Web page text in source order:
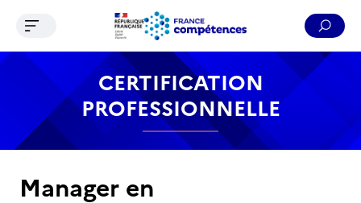
Contenu Recherche Menu Pied de page
Ouvrir le menu de navigation
CERTIFICATION
PROFESSIONNELLE
Manager en